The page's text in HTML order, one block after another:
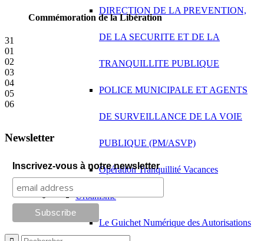
DIRECTION DE LA PREVENTION,
DE LA SECURITE ET DE LA
TRANQUILLITE PUBLIQUE
POLICE MUNICIPALE ET AGENTS
DE SURVEILLANCE DE LA VOIE
PUBLIQUE (PM/ASVP)
Opération Tranquillité Vacances
Urbanisme
Le Guichet Numérique des Autorisations
Commémoration de la Libération
31
01
02
03
04
05
06
Newsletter
Inscrivez-vous à notre newsletter